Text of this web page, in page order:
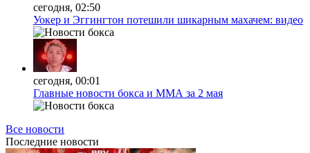
сегодня, 02:50
Уокер и Эггингтон потешили шикарным махачем: видео
сегодня, 00:01
Главные новости бокса и ММА за 2 мая
Все новости
Последние новости